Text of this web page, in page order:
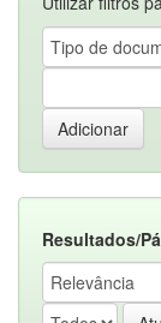
Resultados/